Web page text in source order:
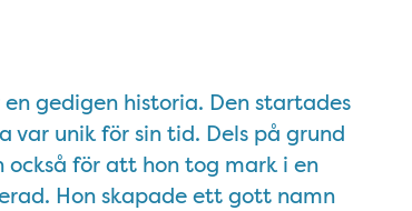
gedigen historia. Den startades
var unik för sin tid. Dels på grund
för att hon tog mark i en
Hon skapade ett gott namn